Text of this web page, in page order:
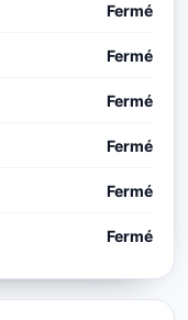
Fermé
Fermé
Fermé
Fermé
Fermé
Fermé